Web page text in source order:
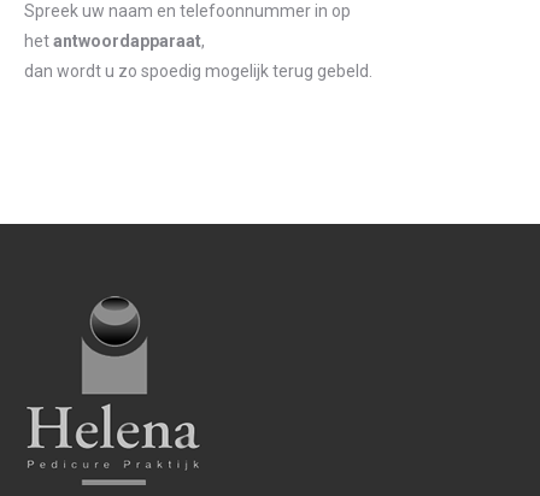
Spreek uw naam en telefoonnummer in op
hetantwoordapparaat,
dan wordt u zo spoedig mogelijk terug gebeld.